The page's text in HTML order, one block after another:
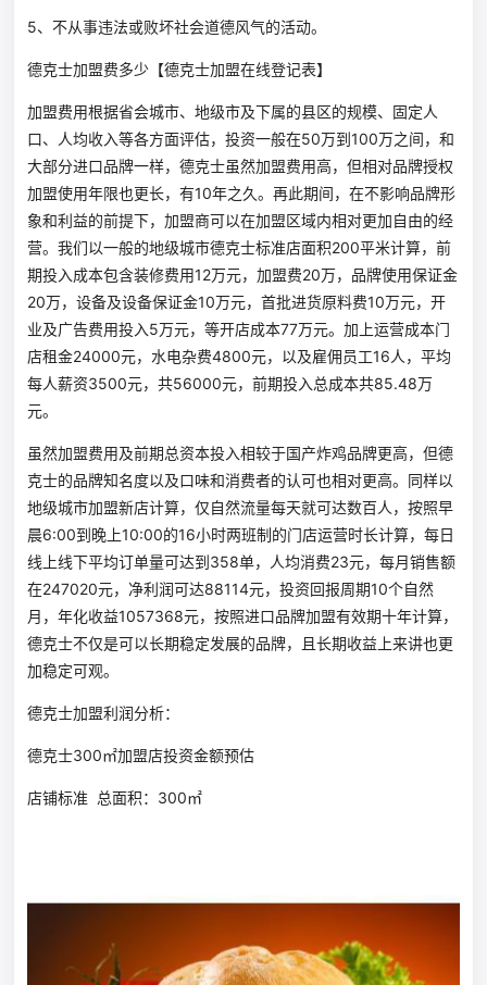
5、不从事违法或败坏社会道德风气的活动。
德克士加盟费多少【德克士加盟在线登记表】
加盟费用根据省会城市、地级市及下属的县区的规模、固定人
口、人均收入等各方面评估，投资一般在50万到100万之间，和
大部分进口品牌一样，德克士虽然加盟费用高，但相对品牌授权
加盟使用年限也更长，有10年之久。再此期间，在不影响品牌形
象和利益的前提下，加盟商可以在加盟区域内相对更加自由的经
营。我们以一般的地级城市德克士标准店面积200平米计算，前
期投入成本包含装修费用12万元，加盟费20万，品牌使用保证金
20万，设备及设备保证金10万元，首批进货原料费10万元，开
业及广告费用投入5万元，等开店成本77万元。加上运营成本门
店租金24000元，水电杂费4800元，以及雇佣员工16人，平均
每人薪资3500元，共56000元，前期投入总成本共85.48万
元。
虽然加盟费用及前期总资本投入相较于国产炸鸡品牌更高，但德
克士的品牌知名度以及口味和消费者的认可也相对更高。同样以
地级城市加盟新店计算，仅自然流量每天就可达数百人，按照早
晨6:00到晚上10:00的16小时两班制的门店运营时长计算，每日
线上线下平均订单量可达到358单，人均消费23元，每月销售额
在247020元，净利润可达88114元，投资回报周期10个自然
月，年化收益1057368元，按照进口品牌加盟有效期十年计算，
德克士不仅是可以长期稳定发展的品牌，且长期收益上来讲也更
加稳定可观。
德克士加盟利润分析：
德克士300㎡加盟店投资金额预估
店铺标准 总面积：300㎡